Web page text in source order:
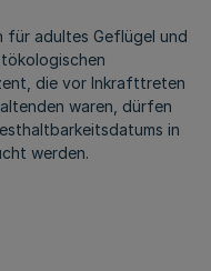
für adultes Geflügel und
die vor Inkrafttreten
waren, dürfen
in
werden.